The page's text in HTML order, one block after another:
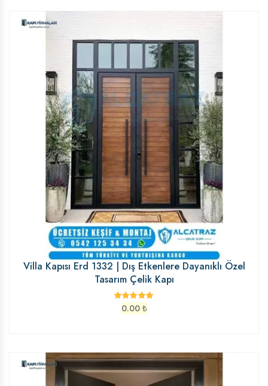
Villa Kapısı Erd 1332 | Dış Etkenlere Dayanıklı Özel
Tasarım Çelik Kapı
0.00 ₺